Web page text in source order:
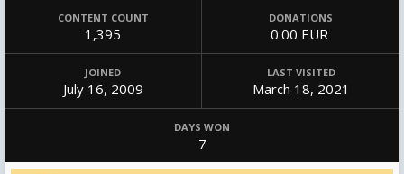
CONTENT COUNT
1,395
DONATIONS
0.00 EUR
JOINED
July 16, 2009
LAST VISITED
March 18, 2021
DAYS WON
7